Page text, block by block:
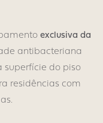
exclusiva da
antibacteriana
superfície do piso
residências com